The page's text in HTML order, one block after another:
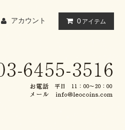
アカウント 0 アイテム